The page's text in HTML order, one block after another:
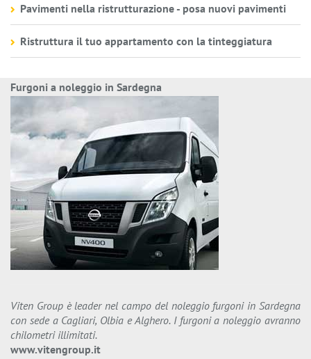
Pavimenti nella ristrutturazione - posa nuovi pavimenti
Ristruttura il tuo appartamento con la tinteggiatura
Furgoni a noleggio in Sardegna
Viten Group è leader nel campo del noleggio furgoni in Sardegna
con sede a Cagliari, Olbia e Alghero. I furgoni a noleggio avranno
chilometri illimitati.
www.vitengroup.it